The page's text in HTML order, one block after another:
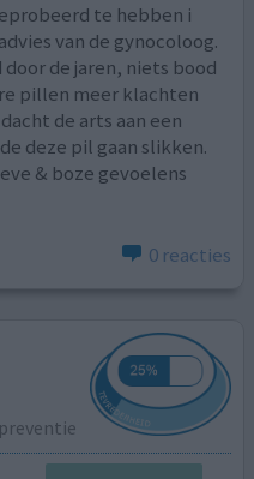
te hebben i
van de gynocoloog.
de jaren, niets bood
pillen meer klachten
de arts aan een
deze pil gaan slikken.
& boze gevoelens
0 reacties